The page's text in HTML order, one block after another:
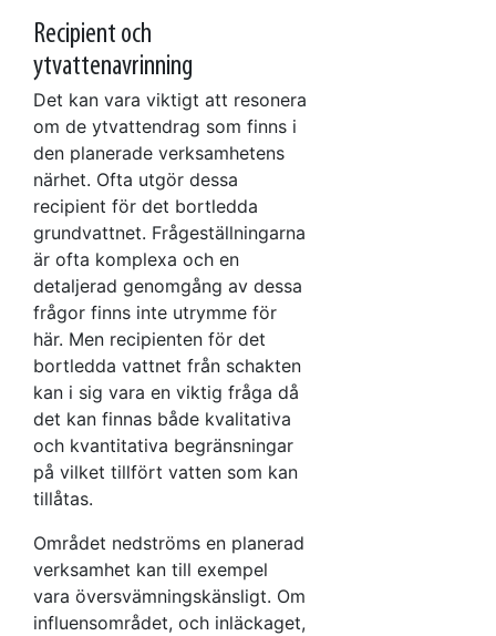
Recipient och
ytvattenavrinning
Det kan vara viktigt att resonera
om de ytvattendrag som finns i
den planerade verksamhetens
närhet. Ofta utgör dessa
recipient för det bortledda
grundvattnet. Frågeställningarna
är ofta komplexa och en
detaljerad genomgång av dessa
frågor finns inte utrymme för
här. Men recipienten för det
bortledda vattnet från schakten
kan i sig vara en viktig fråga då
det kan finnas både kvalitativa
och kvantitativa begränsningar
på vilket tillfört vatten som kan
tillåtas.
Området nedströms en planerad
verksamhet kan till exempel
vara översvämningskänsligt. Om
influensområdet, och inläckaget,